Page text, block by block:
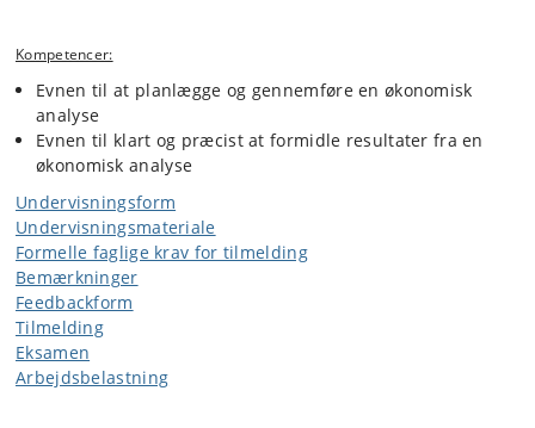
Kompetencer:
Evnen til at planlægge og gennemføre en økonomisk
analyse
Evnen til klart og præcist at formidle resultater fra en
økonomisk analyse
Undervisningsform
Undervisningsmateriale
Formelle faglige krav for tilmelding
Bemærkninger
Feedbackform
Tilmelding
Eksamen
Arbejdsbelastning